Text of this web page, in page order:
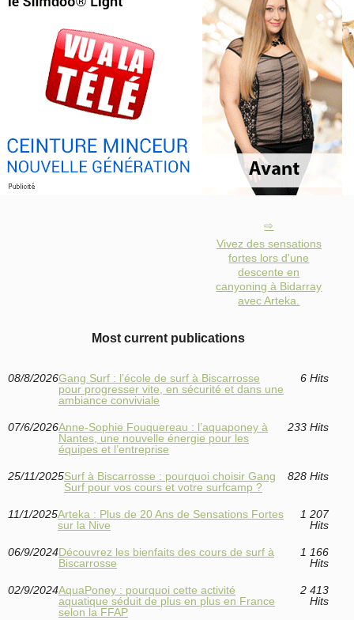
Vivez des sensations
fortes lors d'une
descente en
canyoning à Bidarray
avec Arteka.
Most current publications
08/8/2026Gang Surf : l’école de surf à Biscarrosse
pour progresser vite, en sécurité et dans une
ambiance conviviale
6 Hits
07/6/2026Anne-Sophie Fouquereau : l’aquaponey à
Nantes, une nouvelle énergie pour les
équipes et l’entreprise
233 Hits
25/11/2025Surf à Biscarrosse : pourquoi choisir Gang
Surf pour vos cours et votre surfcamp ?
828 Hits
11/1/2025Arteka : Plus de 20 Ans de Sensations Fortes
sur la Nive
1 207
Hits
06/9/2024Découvrez les bienfaits des cours de surf à
Biscarrosse
1 166
Hits
02/9/2024AquaPoney : pourquoi cette activité
aquatique séduit de plus en plus en France
selon la FFAP
2 413
Hits